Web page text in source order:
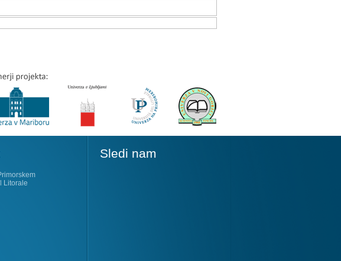
Litorale
Sledi nam